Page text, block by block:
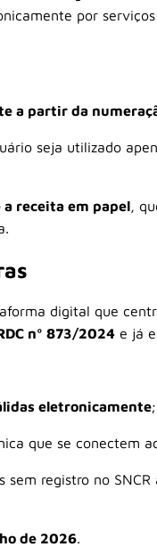
por
a partir da
seja utilizado
receita em papel,
digital que
nº 873/2024 e já
eletronicamente;
que se conectem
registro no
de 2026.